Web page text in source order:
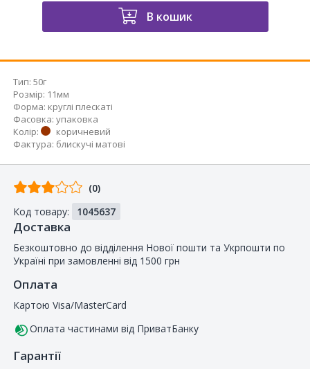
В кошик
Тип: 50г
Розмір: 11мм
Форма: круглі плескаті
Фасовка: упаковка
Колір:
коричневий
Фактура: блискучі матові
Відгуків
покупців
(0)
Код товару:
1045637
Доставка
Безкоштовно до відділення Нової пошти та Укрпошти по
Україні при замовленні від 1500 грн
Оплата
Картою Visa/MasterCard
Оплата частинами від ПриватБанку
Гарантії